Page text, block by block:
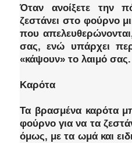
Όταν ανοίξετε την
ζεστάνει στο φούρνο
που
σας, ενώ υπάρχει
«κάψουν» το λαιμό σας.
Καρότα
Τα βρασμένα καρότα
φούρνο για να τα
όμως, με τα ωμά και